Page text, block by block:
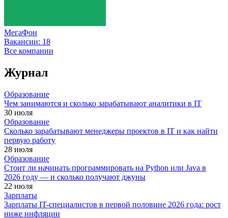
МегаФон
Вакансии: 18
Все компании
Журнал
Образование
Чем занимаются и сколько зарабатывают аналитики в IT
30 июля
Образование
Сколько зарабатывают менеджеры проектов в IT и как найти
первую работу
28 июля
Образование
Стоит ли начинать программировать на Python или Java в
2026 году — и сколько получают джуны
22 июля
Зарплаты
Зарплаты IT-специалистов в первой половине 2026 года: рост
ниже инфляции